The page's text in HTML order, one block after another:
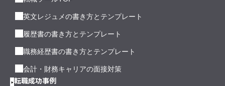
英文レジュメの書き方とテンプレート
履歴書の書き方とテンプレート
職務経歴書の書き方とテンプレート
会計・財務キャリアの面接対策
転職成功事例